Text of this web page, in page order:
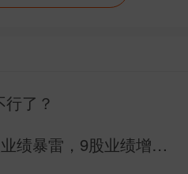
了？
绩暴雷，9股业绩增